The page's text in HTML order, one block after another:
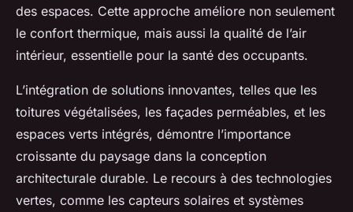
des espaces. Cette approche améliore non seulement
le confort thermique, mais aussi la qualité de l’air
intérieur, essentielle pour la santé des occupants.
L’intégration de solutions innovantes, telles que les
toitures végétalisées, les façades perméables, et les
espaces verts intégrés, démontre l’importance
croissante du paysage dans la conception
architecturale durable. Le recours à des technologies
vertes, comme les capteurs solaires et systèmes